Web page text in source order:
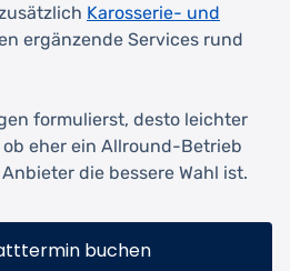
Karosserie- und
ergänzende Services rund
formulierst, desto leichter
eher ein Allround-Betrieb
die bessere Wahl ist.
buchen